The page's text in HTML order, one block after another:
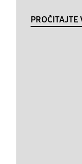
PROČITAJTE